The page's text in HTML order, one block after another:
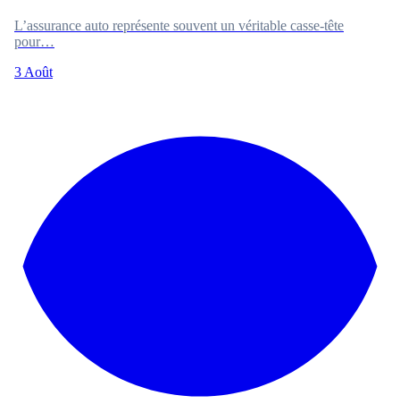
L’assurance auto représente souvent un véritable casse-tête
pour…
3 Août